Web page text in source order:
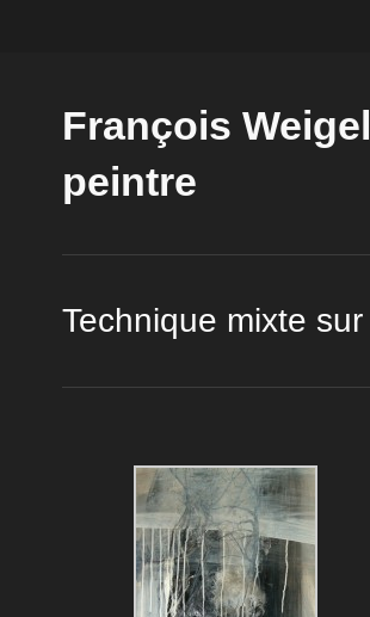
François
peintre
Technique mixte